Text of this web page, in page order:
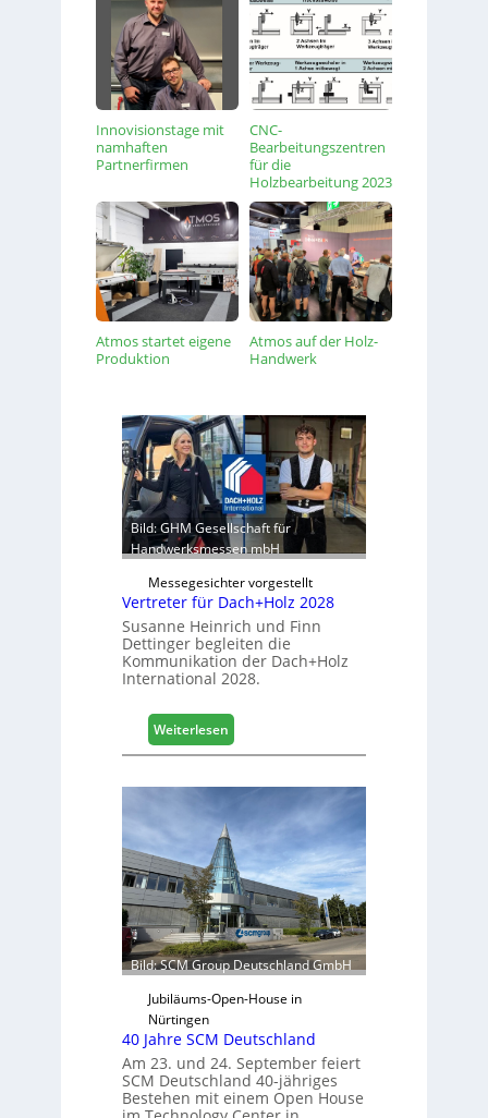
Innovisionstage mit
namhaften
Partnerfirmen
CNC-
Bearbeitungszentren
für die
Holzbearbeitung 2023
Atmos startet eigene
Produktion
Atmos auf der Holz-
Handwerk
Bild: GHM Gesellschaft für
Handwerksmessen mbH
Messegesichter vorgestellt
Vertreter für Dach+Holz 2028
Susanne Heinrich und Finn
Dettinger begleiten die
Kommunikation der Dach+Holz
International 2028.
Weiterlesen:
V
r
r
e
t
e
r
f
ü
r
D
c
+
H
Bild: SCM Group Deutschland GmbH
Jubiläums-Open-House in
Nürtingen
40 Jahre SCM Deutschland
Am 23. und 24. September feiert
SCM Deutschland 40-jähriges
Bestehen mit einem Open House